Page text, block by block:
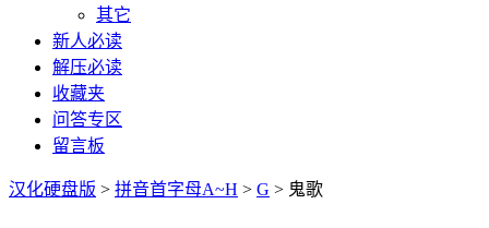
其它
新人必读
解压必读
收藏夹
问答专区
留言板
汉化硬盘版 > 拼音首字母A~H > G > 鬼歌